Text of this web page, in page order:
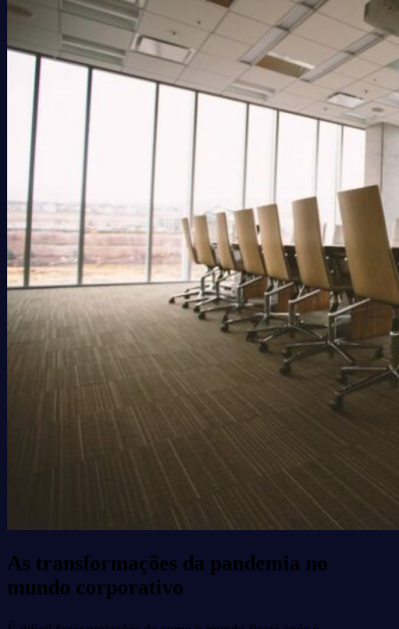
As transformações da pandemia no
mundo corporativo